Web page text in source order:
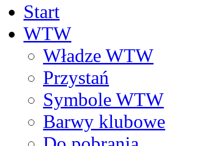
Start
WTW
Władze WTW
Przystań
Symbole WTW
Barwy klubowe